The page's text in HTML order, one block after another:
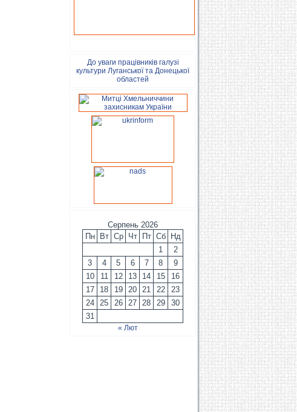
До уваги працівників галузі
культури Луганської та Донецької
областей
Серпень 2026
Пн
Вт Ср Чт Пт Сб
Нд
1
2
3
4 5 6 7 8
9
10
11 12 13 14 15
16
17
18 19 20 21 22
23
24
25 26 27 28 29
30
31
« Лют